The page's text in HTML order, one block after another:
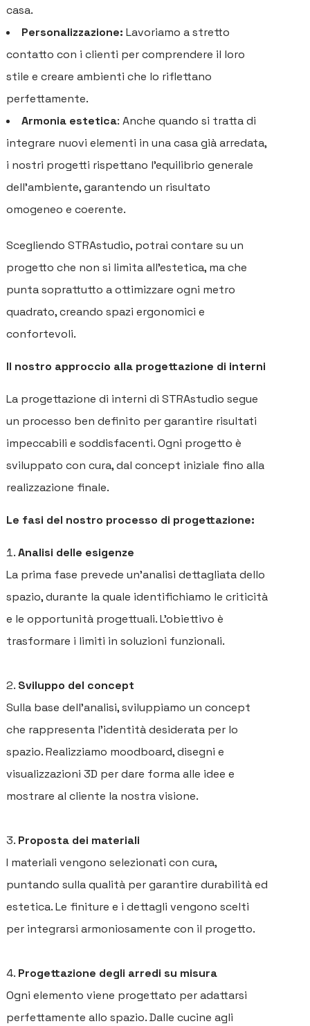
casa.
Personalizzazione: Lavoriamo a stretto
contatto con i clienti per comprendere il loro
stile e creare ambienti che lo riflettano
perfettamente.
Armonia estetica: Anche quando si tratta di
integrare nuovi elementi in una casa già arredata,
i nostri progetti rispettano l’equilibrio generale
dell’ambiente, garantendo un risultato
omogeneo e coerente.
Scegliendo STRAstudio, potrai contare su un
progetto che non si limita all’estetica, ma che
punta soprattutto a ottimizzare ogni metro
quadrato, creando spazi ergonomici e
confortevoli.
Il nostro approccio alla progettazione di interni
La progettazione di interni di STRAstudio segue
un processo ben definito per garantire risultati
impeccabili e soddisfacenti. Ogni progetto è
sviluppato con cura, dal concept iniziale fino alla
realizzazione finale.
Le fasi del nostro processo di progettazione:
Analisi delle esigenze
La prima fase prevede un’analisi dettagliata dello
spazio, durante la quale identifichiamo le criticità
e le opportunità progettuali. L'obiettivo è
trasformare i limiti in soluzioni funzionali.
Sviluppo del concept
Sulla base dell’analisi, sviluppiamo un concept
che rappresenta l’identità desiderata per lo
spazio. Realizziamo moodboard, disegni e
visualizzazioni 3D per dare forma alle idee e
mostrare al cliente la nostra visione.
Proposta dei materiali
I materiali vengono selezionati con cura,
puntando sulla qualità per garantire durabilità ed
estetica. Le finiture e i dettagli vengono scelti
per integrarsi armoniosamente con il progetto.
Progettazione degli arredi su misura
Ogni elemento viene progettato per adattarsi
perfettamente allo spazio. Dalle cucine agli